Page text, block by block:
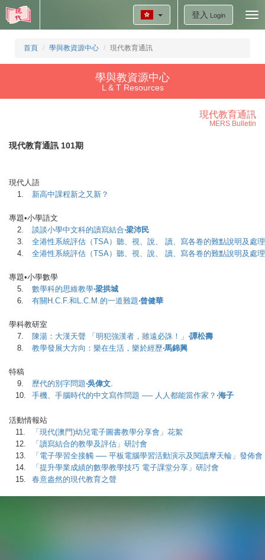
登入 Login
首頁 學與教資源中心 現代教育通訊
學與教資源中心
L & T Resources
現代教育通訊
MERS Bulletin
現代教育通訊 101期
現代人語
1.
新高中課程新之又新？
專題•小學語文
2.
談談小學中文科的讀寫結合‧梁沛民
3.
全港性系統評估（TSA）聽、視、說、 讀、寫各卷的難點說明及處
4.
全港性系統評估（TSA）聽、視、說、 讀、寫各卷的難點說明及處
專題•小學數學
5.
數學科的思維教學‧梁拱城
6.
有關H.C.F.和L.C.M.的一道難題‧曾健華
學科教研室
7.
陳湯：大漢天聲 「明犯強漢者，雖遠必誅！」 ‧譚松壽
8.
教學發展大方向：樂在生活，樂於經歷‧馬錦興
特稿
9.
歷代的別字問題‧吳偉文.
10.
手機、手腦時代的中文寫作問題 ── 人人都能當作家？ ‧海子
活動情報站
11.
「現代(澳門)幼兒電子圖書教學分享會」花絮
12.
「讀寫結合的教學及評估」研討會
13.
「電子學習全接觸 ── 平板電腦學習活動演示及閱讀摩天輪」發佈會
14.
「提升學業成績的數學教學技巧 電子課堂分享」研討會
15.
春意盎然的現代教育之聲